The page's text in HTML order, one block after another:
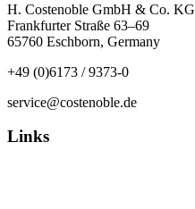
H. Costenoble GmbH & Co. KG
Frankfurter Straße 63–69
65760 Eschborn, Germany
+49 (0)6173 / 9373-0
service@costenoble.de
Links